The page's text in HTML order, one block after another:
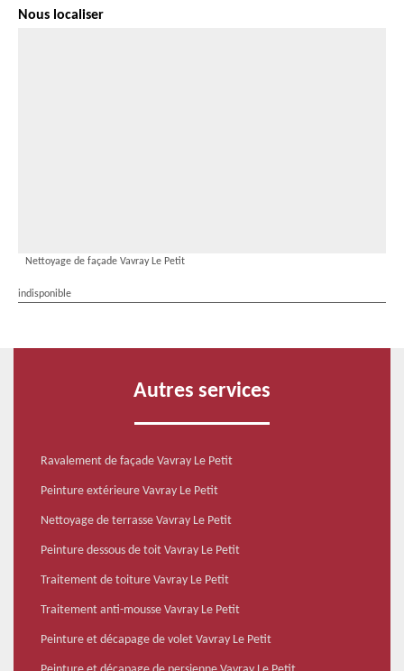
Nous localiser
Nettoyage de façade Vavray Le Petit
indisponible
Autres services
Ravalement de façade Vavray Le Petit
Peinture extérieure Vavray Le Petit
Nettoyage de terrasse Vavray Le Petit
Peinture dessous de toit Vavray Le Petit
Traitement de toiture Vavray Le Petit
Traitement anti-mousse Vavray Le Petit
Peinture et décapage de volet Vavray Le Petit